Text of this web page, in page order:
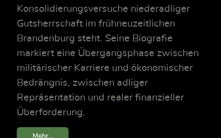
Konsolidierungsversuche niederadliger
Gutsherrschaft im frühneuzeitlichen
Brandenburg steht. Seine Biografie
markiert eine Übergangsphase zwischen
militärischer Karriere und ökonomischer
Bedrängnis, zwischen adliger
Repräsentation und realer finanzieller
Überforderung.
Mehr...